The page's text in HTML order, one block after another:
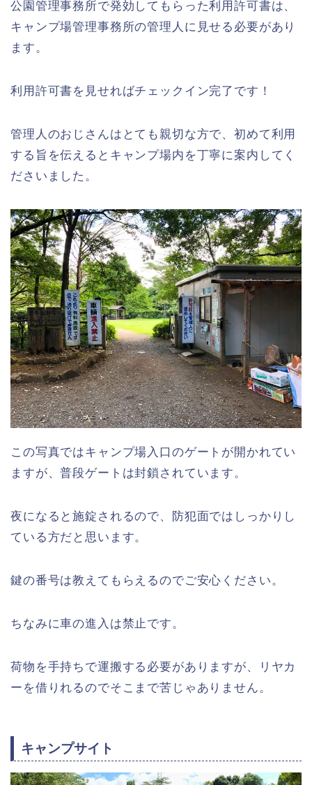
公園管理事務所で発効してもらった利用許可書は、
キャンプ場管理事務所の管理人に見せる必要があり
ます。
利用許可書を見せればチェックイン完了です！
管理人のおじさんはとても親切な方で、初めて利用
する旨を伝えるとキャンプ場内を丁寧に案内してく
ださいました。
この写真ではキャンプ場入口のゲートが開かれてい
ますが、普段ゲートは封鎖されています。
夜になると施錠されるので、防犯面ではしっかりし
ている方だと思います。
鍵の番号は教えてもらえるのでご安心ください。
ちなみに車の進入は禁止です。
荷物を手持ちで運搬する必要がありますが、リヤカ
ーを借りれるのでそこまで苦じゃありません。
キャンプサイト